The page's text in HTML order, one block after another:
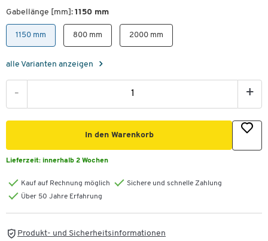
Gabellänge [mm]: 1150 mm
1150 mm 800 mm 2000 mm
alle Varianten anzeigen
- +
In den Warenkorb
Lieferzeit: innerhalb 2 Wochen
Kauf auf Rechnung möglich
Sichere und schnelle Zahlung
Über 50 Jahre Erfahrung
Produkt- und Sicherheitsinformationen